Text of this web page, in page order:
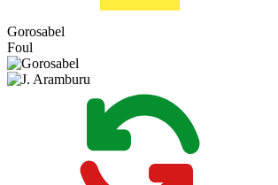
Gorosabel
Foul